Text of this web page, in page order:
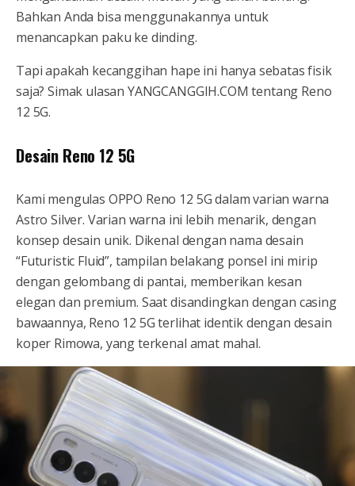
Bahkan Anda bisa menggunakannya untuk
menancapkan paku ke dinding.
Tapi apakah kecanggihan hape ini hanya sebatas fisik
saja? Simak ulasan YANGCANGGIH.COM tentang Reno
12 5G.
Desain Reno 12 5G
Kami mengulas OPPO Reno 12 5G dalam varian warna
Astro Silver. Varian warna ini lebih menarik, dengan
konsep desain unik. Dikenal dengan nama desain
“Futuristic Fluid”, tampilan belakang ponsel ini mirip
dengan gelombang di pantai, memberikan kesan
elegan dan premium. Saat disandingkan dengan casing
bawaannya, Reno 12 5G terlihat identik dengan desain
koper Rimowa, yang terkenal amat mahal.